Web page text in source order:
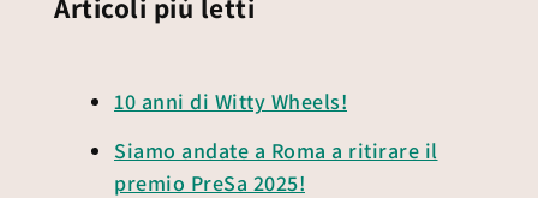
Articoli più letti
10 anni di Witty Wheels!
Siamo andate a Roma a ritirare il
premio PreSa 2025!